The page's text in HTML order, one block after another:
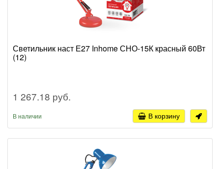
Светильник наст Е27 Inhome СНО-15К красный 60Вт
(12)
1 267.18 руб.
В наличии В корзину